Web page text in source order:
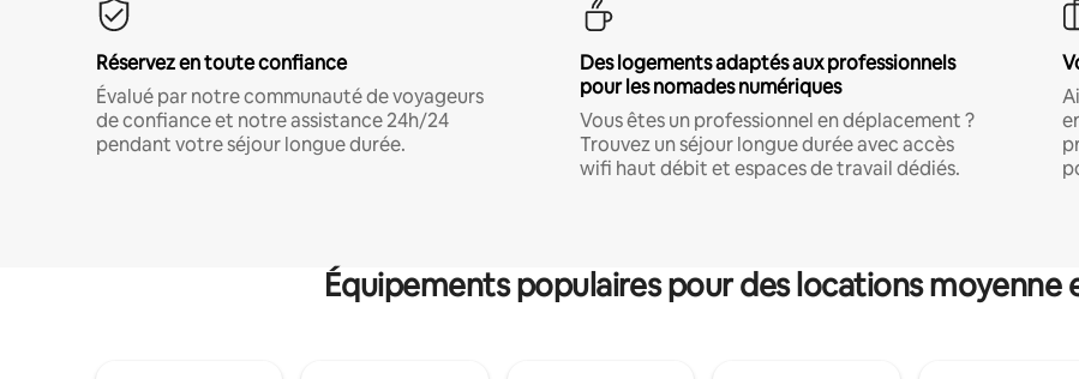
Réservez en toute confiance
Évalué par notre communauté de voyageurs
de confiance et notre assistance 24h/24
pendant votre séjour longue durée.
Des logements adaptés aux professionnels
pour les nomades numériques
Vous êtes un professionnel en déplacement ?
Trouvez un séjour longue durée avec accès
wifi haut débit et espaces de travail dédiés.
Équipements populaires pour des locations moyenne